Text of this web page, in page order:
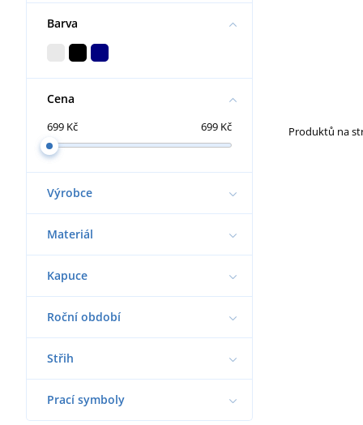
Barva
Cena
699 Kč 699 Kč
Výrobce
Materiál
Kapuce
Roční období
Střih
Prací symboly
Produktů na